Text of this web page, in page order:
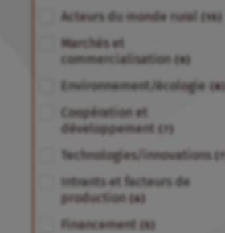
Acteurs du monde rural
Marchés et
commercialisation (9)
Environnement/écologie (8)
Coopération et
développement
(7)
Technologies/innovations (7)
Intrants et facteurs de
production (6)
Financement